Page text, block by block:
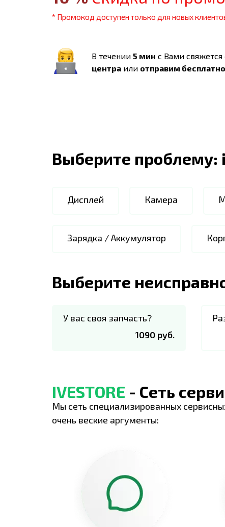
* Промокод доступен только для новых
В течении 5 мин с Вами
центра или отправим
Выберите проблему:
Дисплей Камера
Зарядка / Аккумулятор
Выберите
У вас своя запчасть?
1090 руб.
IVESTORE - Сеть
Мы сеть специализированных
очень веские аргументы: